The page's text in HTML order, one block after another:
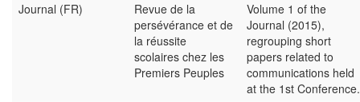
Journal (FR)
Revue de la
persévérance et de
la réussite
scolaires chez les
Premiers Peuples
Volume 1 of the
Journal (2015),
regrouping short
papers related to
communications held
at the 1st Conference.